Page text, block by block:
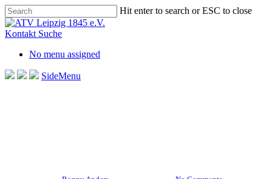
Skip
to
main
Hit enter to search or ESC to close
Close
Search
Kontakt Suche
No menu assigned
SideMenu